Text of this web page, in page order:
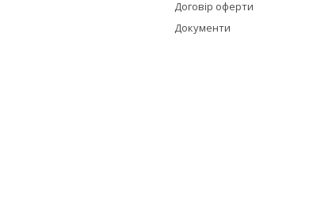
Договір оферти
Документи